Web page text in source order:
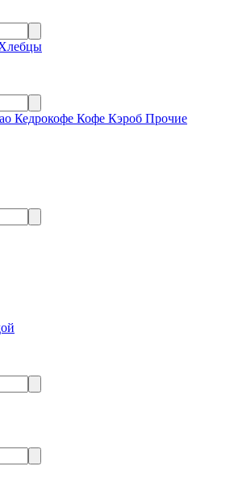
Кедрокофе Кофе Кэроб Прочие